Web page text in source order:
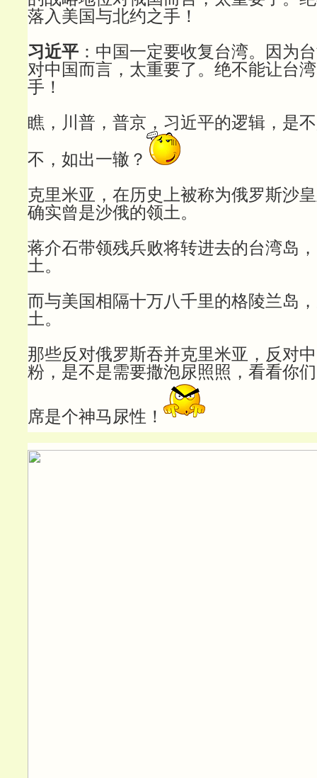
落入美国与北约之手！
习近平 ：中国一定要收复台湾。因为
对中国而言，太重要了。绝不能让台
手！
瞧，川普，普京，习近平的逻辑，是
不，如出一辙？
克里米亚，在历史上被称为俄罗斯沙
确实曾是沙俄的领土。
蒋介石带领残兵败将转进去的台湾岛
土。
而与美国相隔十万八千里的格陵兰岛
土。
那些反对俄罗斯吞并克里米亚，反对
粉，是不是需要撒泡尿照照，看看你
席是个神马尿性！